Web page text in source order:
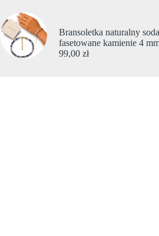
Bransoletka naturalny
fasetowane kamienie 4
99,00 zł